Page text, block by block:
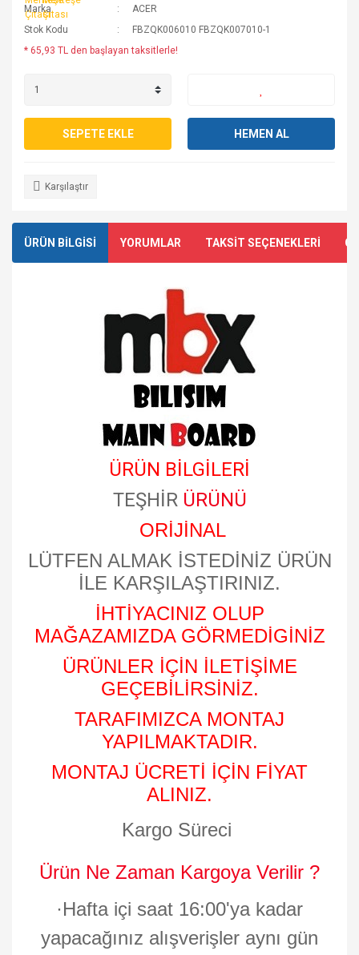
Marka
ACER
Stok Kodu
FBZQK006010 FBZQK007010-1
* 65,93 TL den başlayan taksitlerle!
SEPETE EKLE HEMEN AL
Karşılaştır
ÜRÜN BİLGİSİ YORUMLAR TAKSİT SEÇENEKLERİ
ÜRÜN BİLGİLERİ
TEŞHİR ÜRÜNÜ
ORİJİNAL
LÜTFEN ALMAK İSTEDİNİZ ÜRÜN
İLE KARŞILAŞTIRINIZ.
İHTİYACINIZ OLUP
MAĞAZAMIZDA GÖRMEDİGİNİZ
ÜRÜNLER İÇİN İLETİŞİME
GEÇEBİLİRSİNİZ.
TARAFIMIZCA MONTAJ
YAPILMAKTADIR.
MONTAJ ÜCRETİ İÇİN FİYAT
ALINIZ.
Kargo Süreci
Ürün Ne Zaman Kargoya Verilir ?
·Hafta içi saat 16:00'ya kadar
yapacağınız alışverişler aynı gün